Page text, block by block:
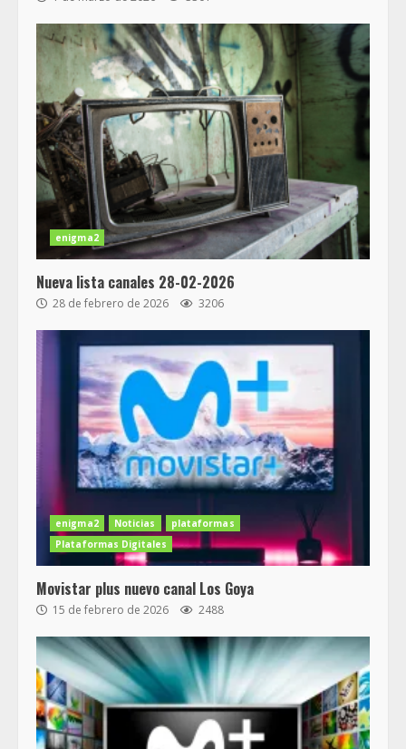
enigma2
Nueva lista canales 28-02-2026
28 de febrero de 2026 3206
enigma2 Noticias
plataformas
Plataformas Digitales
Movistar plus nuevo canal Los Goya
15 de febrero de 2026 2488